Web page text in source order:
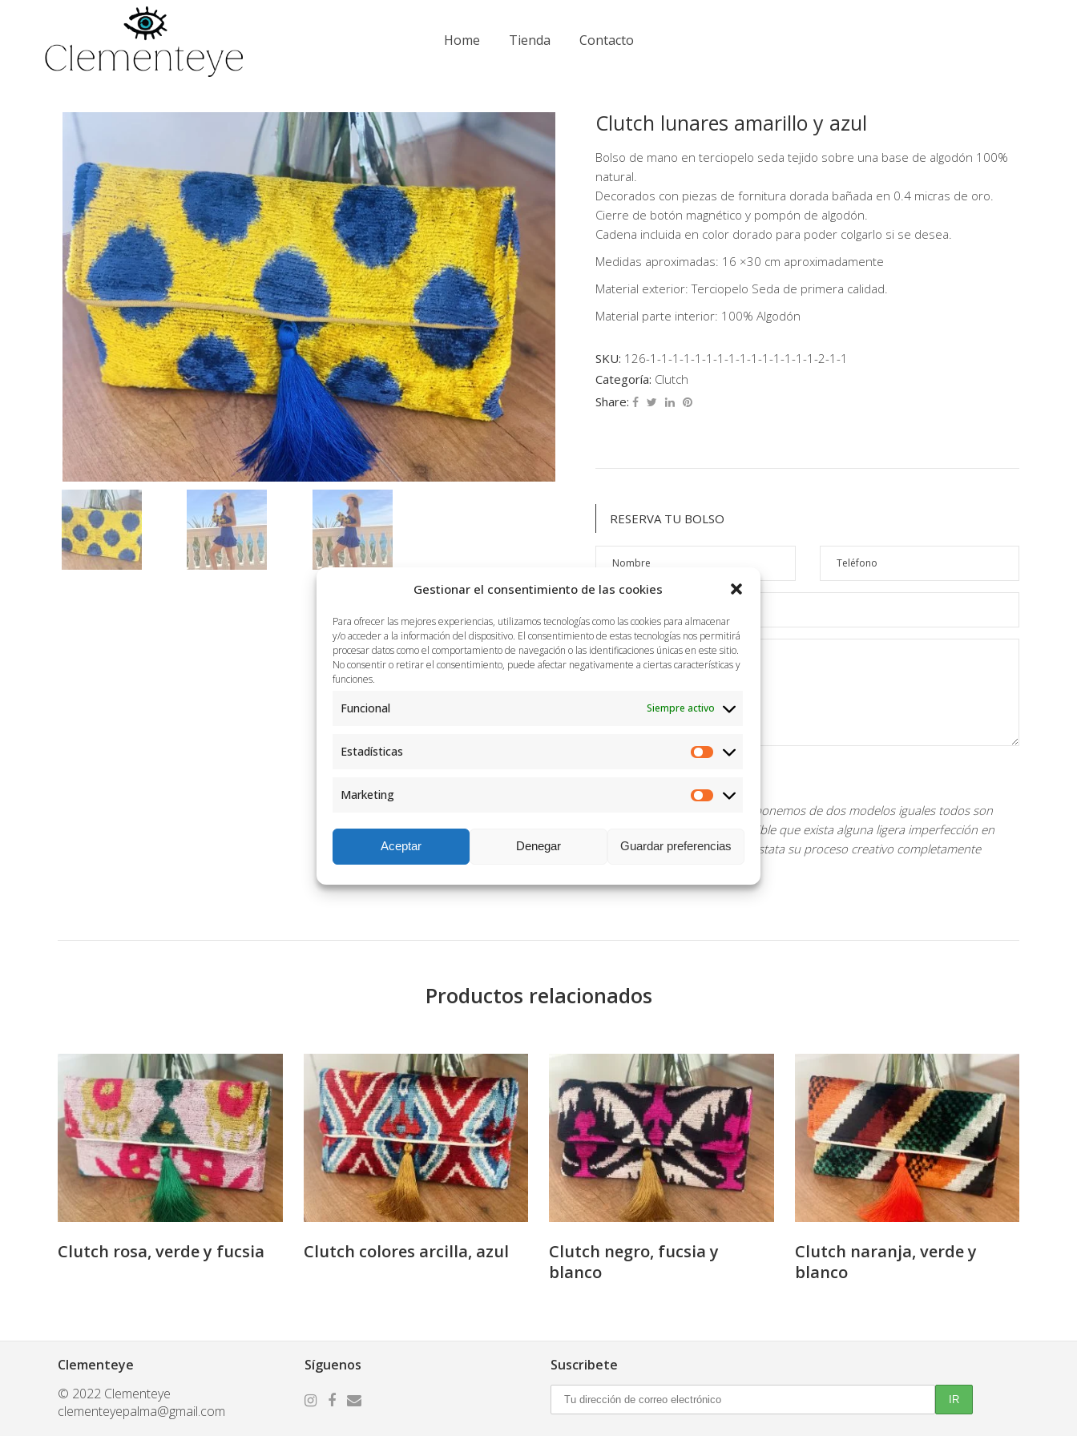
Gestionar el consentimiento de las cookies
Para ofrecer las mejores experiencias, utilizamos tecnologías como las cookies para almacenar
y/o acceder a la información del dispositivo. El consentimiento de estas tecnologías nos permitirá
procesar datos como el comportamiento de navegación o las identificaciones únicas en este sitio.
No consentir o retirar el consentimiento, puede afectar negativamente a ciertas características y
funciones.
Funcional Siempre activo
Estadísticas
Marketing
Aceptar Denegar Guardar preferencias
Home Tienda Contacto
Clutch lunares amarillo y azul
Bolso de mano en terciopelo seda tejido sobre una base de algodón 100%
natural.
Decorados con piezas de fornitura dorada bañada en 0.4 micras de oro.
Cierre de botón magnético y pompón de algodón.
Cadena incluida en color dorado para poder colgarlo si se desea.
Medidas aproximadas: 16 ×30 cm aproximadamente
Material exterior: Terciopelo Seda de primera calidad.
Material parte interior: 100% Algodón
SKU: 126-1-1-1-1-1-1-1-1-1-1-1-1-1-1-1-2-1-1
Categoría: Clutch
Share:
RESERVA TU BOLSO
Cada modelo es único: no disponemos de dos modelos iguales todos son
diferentes y exclusivos. Es posible que exista alguna ligera imperfección en
tejido o color, prueba que constata su proceso creativo completamente
Productos relacionados
Clutch rosa, verde y fucsia Clutch colores arcilla, azul
Clutch negro, fucsia y
blanco
Clutch naranja, verde y
blanco
Clementeye
© 2022 Clementeye
clementeyepalma@gmail.com
Síguenos Suscribete